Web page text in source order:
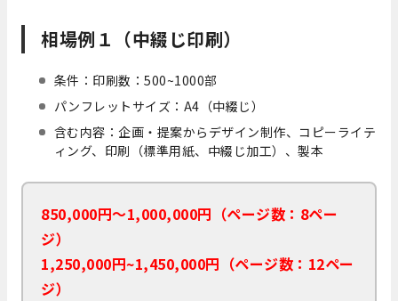
相場例１（中綴じ印刷）
条件：印刷数：500~1000部
パンフレットサイズ：A4（中綴じ）
含む内容：企画・提案からデザイン制作、コピーライテ
ィング、印刷（標準用紙、中綴じ加工）、製本
850,000円～1,000,000円（ページ数：8ペー
ジ）
1,250,000円~1,450,000円（ページ数：12ペー
ジ）